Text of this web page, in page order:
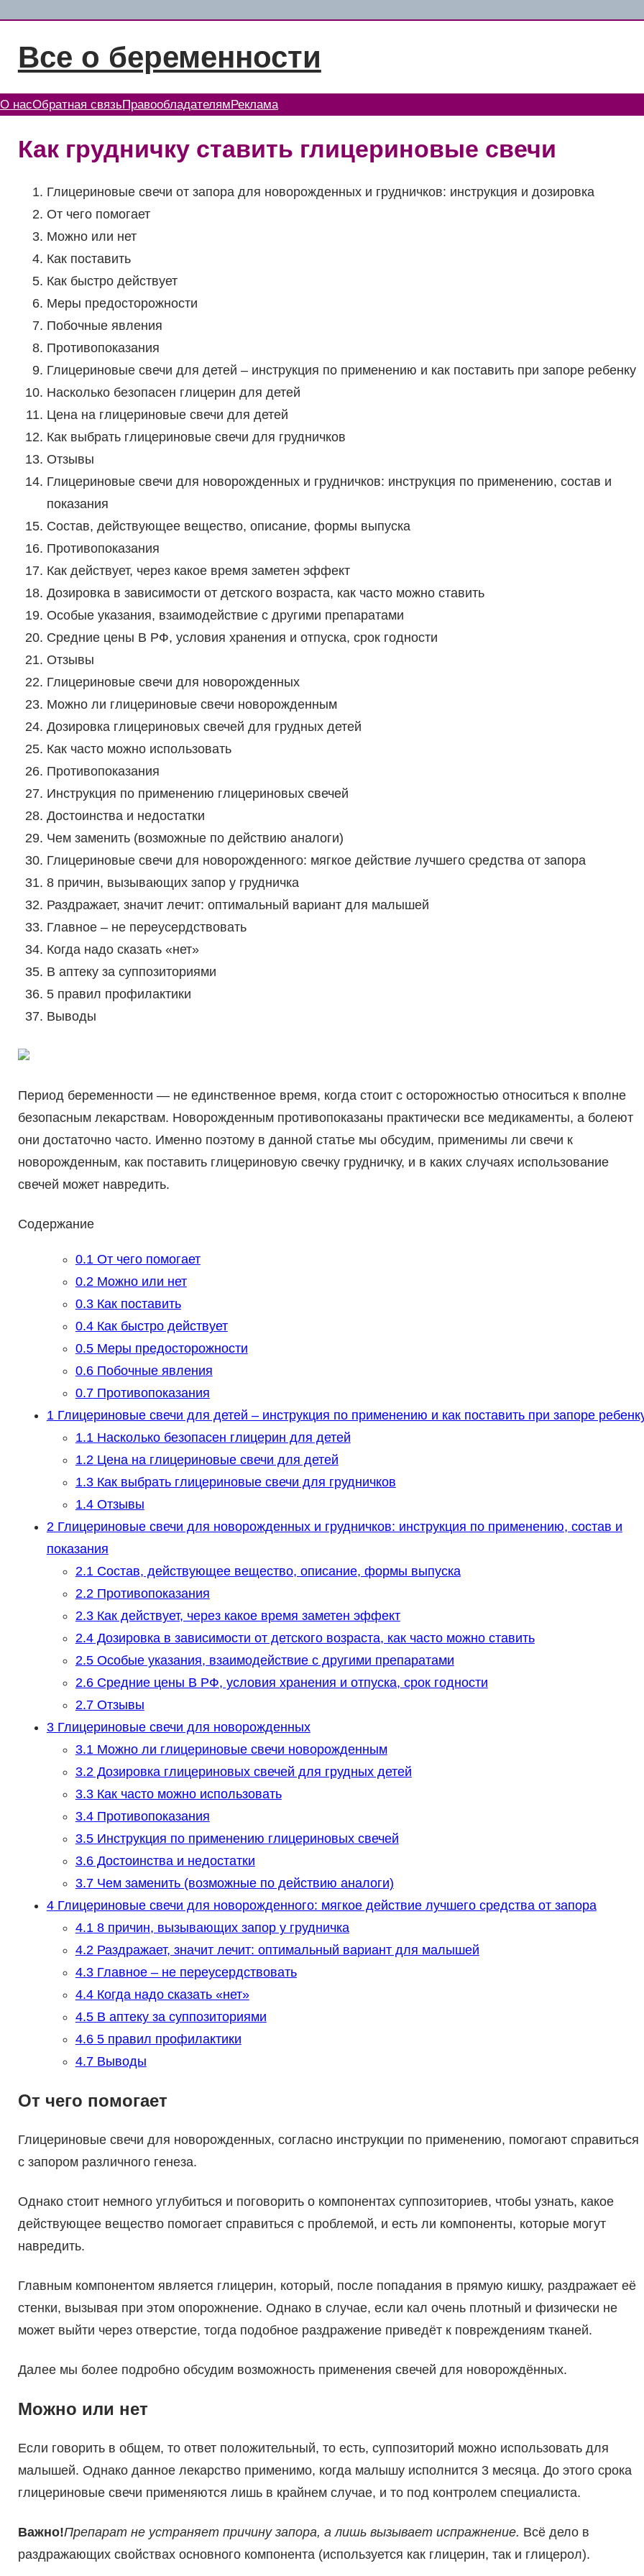
содержимому
Все о беременности
О насОбратная связьПравообладателям Реклама
Как грудничку ставить глицериновые свечи
Глицериновые свечи от запора для новорожденных и грудничков: инструкция и дозировка
От чего помогает
Можно или нет
Как поставить
Как быстро действует
Меры предосторожности
Побочные явления
Противопоказания
Глицериновые свечи для детей – инструкция по применению и как поставить при запоре ребенку
Насколько безопасен глицерин для детей
Цена на глицериновые свечи для детей
Как выбрать глицериновые свечи для грудничков
Отзывы
Глицериновые свечи для новорожденных и грудничков: инструкция по применению, состав и
показания
Состав, действующее вещество, описание, формы выпуска
Противопоказания
Как действует, через какое время заметен эффект
Дозировка в зависимости от детского возраста, как часто можно ставить
Особые указания, взаимодействие с другими препаратами
Средние цены В РФ, условия хранения и отпуска, срок годности
Отзывы
Глицериновые свечи для новорожденных
Можно ли глицериновые свечи новорожденным
Дозировка глицериновых свечей для грудных детей
Как часто можно использовать
Противопоказания
Инструкция по применению глицериновых свечей
Достоинства и недостатки
Чем заменить (возможные по действию аналоги)
Глицериновые свечи для новорожденного: мягкое действие лучшего средства от запора
8 причин, вызывающих запор у грудничка
Раздражает, значит лечит: оптимальный вариант для малышей
Главное – не переусердствовать
Когда надо сказать «нет»
В аптеку за суппозиториями
5 правил профилактики
Выводы
Период беременности — не единственное время, когда стоит с осторожностью относиться к вполне
безопасным лекарствам. Новорожденным противопоказаны практически все медикаменты, а болеют
они достаточно часто. Именно поэтому в данной статье мы обсудим, применимы ли свечи к
новорожденным, как поставить глицериновую свечку грудничку, и в каких случаях использование
свечей может навредить.
Содержание
0.1От чего помогает
0.2Можно или нет
0.3Как поставить
0.4Как быстро действует
0.5Меры предосторожности
0.6Побочные явления
0.7Противопоказания
1Глицериновые свечи для детей – инструкция по применению и как поставить при запоре
1.1Насколько безопасен глицерин для детей
1.2Цена на глицериновые свечи для детей
1.3Как выбрать глицериновые свечи для грудничков
1.4Отзывы
2Глицериновые свечи для новорожденных и грудничков: инструкция по применению, состав и
показания
2.1Состав, действующее вещество, описание, формы выпуска
2.2Противопоказания
2.3Как действует, через какое время заметен эффект
2.4Дозировка в зависимости от детского возраста, как часто можно ставить
2.5Особые указания, взаимодействие с другими препаратами
2.6Средние цены В РФ, условия хранения и отпуска, срок годности
2.7Отзывы
3Глицериновые свечи для новорожденных
3.1Можно ли глицериновые свечи новорожденным
3.2Дозировка глицериновых свечей для грудных детей
3.3Как часто можно использовать
3.4Противопоказания
3.5Инструкция по применению глицериновых свечей
3.6Достоинства и недостатки
3.7Чем заменить (возможные по действию аналоги)
4Глицериновые свечи для новорожденного: мягкое действие лучшего средства от запора
4.18 причин, вызывающих запор у грудничка
4.2Раздражает, значит лечит: оптимальный вариант для малышей
4.3Главное – не переусердствовать
4.4Когда надо сказать «нет»
4.5В аптеку за суппозиториями
4.65 правил профилактики
4.7Выводы
От чего помогает
Глицериновые свечи для новорожденных, согласно инструкции по применению, помогают справиться
с запором различного генеза.
Однако стоит немного углубиться и поговорить о компонентах суппозиториев, чтобы узнать, какое
действующее вещество помогает справиться с проблемой, и есть ли компоненты, которые могут
навредить.
Главным компонентом является глицерин, который, после попадания в прямую кишку, раздражает её
стенки, вызывая при этом опорожнение. Однако в случае, если кал очень плотный и физически не
может выйти через отверстие, тогда подобное раздражение приведёт к повреждениям тканей.
Далее мы более подробно обсудим возможность применения свечей для новорождённых.
Можно или нет
Если говорить в общем, то ответ положительный, то есть, суппозиторий можно использовать для
малышей. Однако данное лекарство применимо, когда малышу исполнится 3 месяца. До этого срока
глицериновые свечи применяются лишь в крайнем случае, и то под контролем специалиста.
Важно!Препарат не устраняет причину запора, а лишь вызывает испражнение. Всё дело в
раздражающих свойствах основного компонента (используется как глицерин, так и глицерол).